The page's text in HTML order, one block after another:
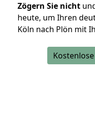
Zögern Sie nicht
heute, um Ihren
Köln nach Plön mit